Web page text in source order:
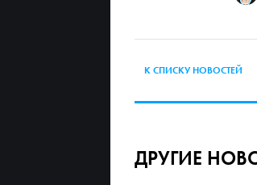
К СПИСКУ НОВОСТЕЙ
ДРУГИЕ